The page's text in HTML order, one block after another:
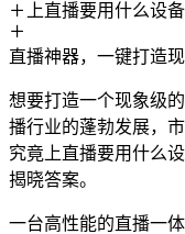
上直播要用什么设
直播神器，一键打造现
想要打造一个现象级
播行业的蓬勃发展，
究竟上直播要用什么
揭晓答案。
一台高性能的直播一